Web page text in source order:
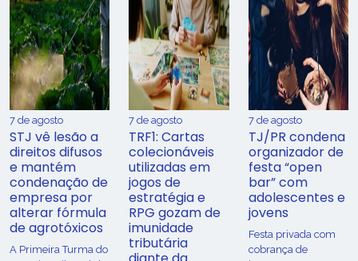
7 de agosto
STJ vê lesão a
direitos difusos
e mantém
condenação de
empresa por
alterar fórmula
de agrotóxicos
​A Primeira Turma do
7 de agosto
TRF1: Cartas
colecionáveis
utilizadas em
jogos de
estratégia e
RPG gozam de
imunidade
tributária
7 de agosto
TJ/PR condena
organizador de
festa “open
bar” com
adolescentes e
jovens
Festa privada com
cobrança de